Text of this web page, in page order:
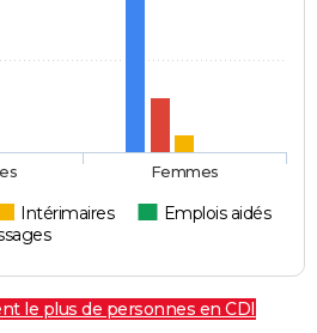
Intérimaires
Emplois aidés
Femmes
le plus de personnes en CDI